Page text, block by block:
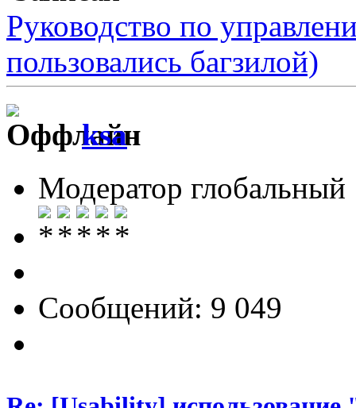
Руководство по
пользовались багзилой)
ksa
Модератор глобальный
Сообщений: 9 049